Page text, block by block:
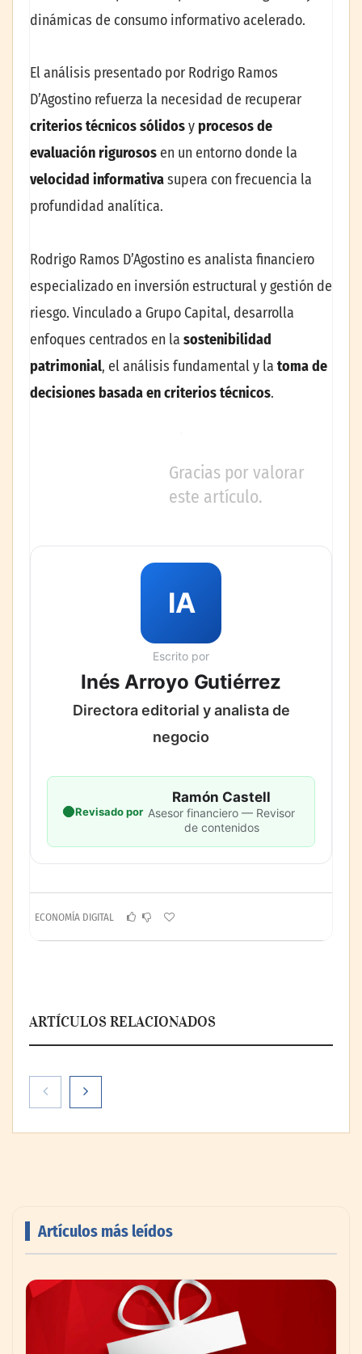
dinámicas de consumo informativo acelerado.
El análisis presentado por Rodrigo Ramos
D’Agostino refuerza la necesidad de recuperar
criterios técnicos sólidosy procesos de
evaluación rigurosos en un entorno donde la
velocidad informativasupera con frecuencia la
profundidad analítica.
Rodrigo Ramos D’Agostino es analista financiero
especializado en inversión estructural y gestión de
riesgo. Vinculado a Grupo Capital, desarrolla
enfoques centrados en la sostenibilidad
patrimonial, el análisis fundamental y la toma de
decisiones basada en criterios técnicos.
Gracias por valorar
este artículo.
IA
Escrito por
Inés Arroyo Gutiérrez
Directora editorial y analista de
negocio
Revisado por
Ramón Castell
Asesor financiero — Revisor
de contenidos
ECONOMÍA DIGITAL
ARTÍCULOS RELACIONADOS
La cartera vencida hipotecaria aumenta al
doble de velocidad que la cartera sana en
Artículos más leídos